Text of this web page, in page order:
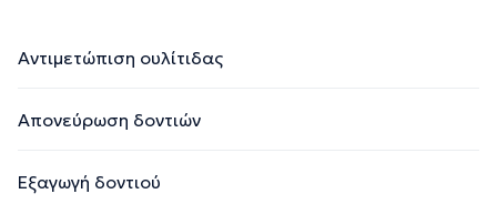
Αντιμετώπιση ουλίτιδας
Απονεύρωση δοντιών
Εξαγωγή δοντιού